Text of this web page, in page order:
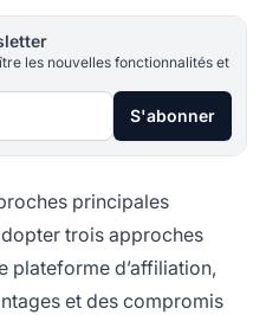
les nouvelles fonctionnalités et
S'abonner
principales
trois approches
plateforme d’affiliation,
et des compromis